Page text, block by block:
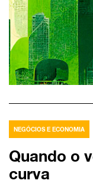
NEGÓCIOS E ECONOMIA
Quando o
curva